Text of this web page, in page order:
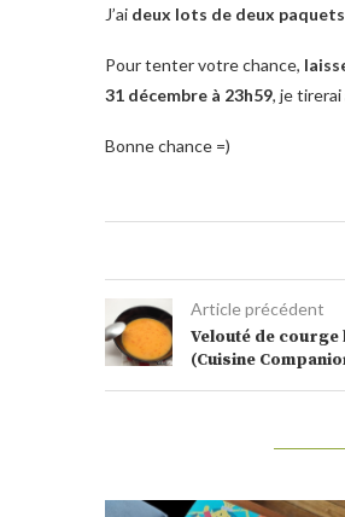
J’ai deux lots de deux paquets
Pour tenter votre chance,
31 décembre à 23h59, je
Bonne chance =)
Article précédent
Velouté de
(Cuisine